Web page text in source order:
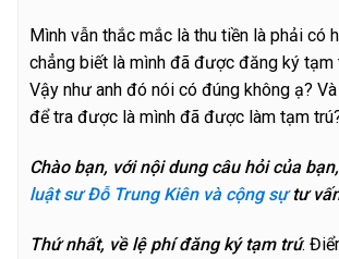
Mình vẫn thắc mắc là thu tiền là phải có
chẳng biết là mình đã được đăng ký tạm
Vậy như anh đó nói có đúng không ạ?
để tra được là mình đã được làm tạm
Chào bạn, với nội dung câu hỏi của bạn,
luật sư Đỗ Trung Kiên và cộng sựtư
Thứ nhất, về lệ phí đăng ký tạm trú: